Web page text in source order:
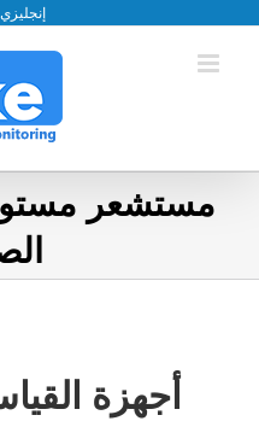
المحتوى
إنجليزي
مستشعر
أجهزة